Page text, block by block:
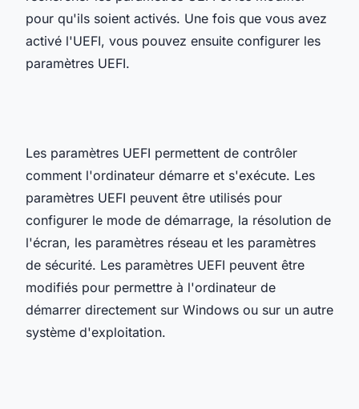
pour qu'ils soient activés. Une fois que vous avez
activé l'UEFI, vous pouvez ensuite configurer les
paramètres UEFI.
Les paramètres UEFI permettent de contrôler
comment l'ordinateur démarre et s'exécute. Les
paramètres UEFI peuvent être utilisés pour
configurer le mode de démarrage, la résolution de
l'écran, les paramètres réseau et les paramètres
de sécurité. Les paramètres UEFI peuvent être
modifiés pour permettre à l'ordinateur de
démarrer directement sur Windows ou sur un autre
système d'exploitation.